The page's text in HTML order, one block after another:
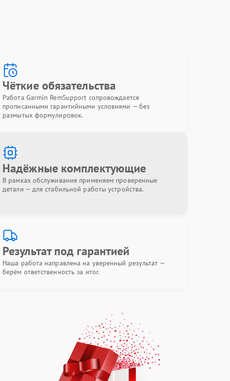
Чёткие обязательства
Работа Garmin RemSupport сопровождается
прописанными гарантийными условиями — без
размытых формулировок.
Надёжные комплектующие
В рамках обслуживания применяем проверенные
детали — для стабильной работы устройства.
Результат под гарантией
Наша работа направлена на уверенный результат —
берём ответственность за итог.